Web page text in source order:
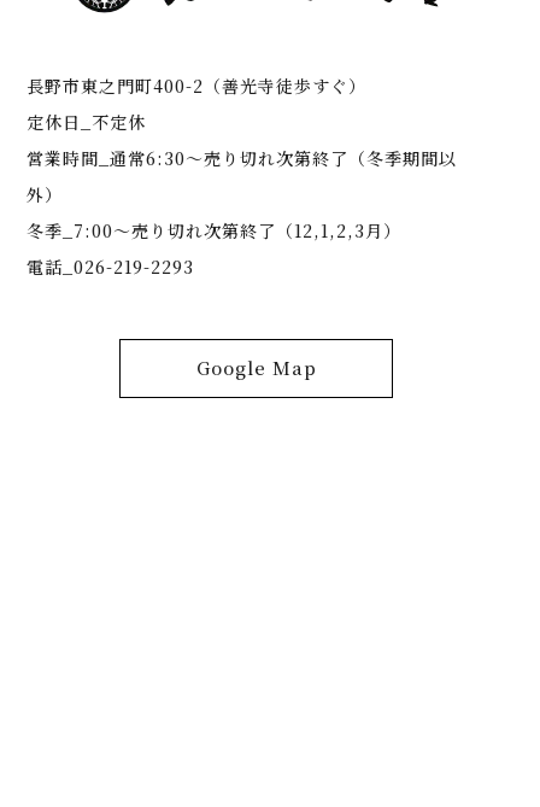
長野市東之門町400-2（善光寺徒歩すぐ）
定休日_不定休
営業時間_通常6:30～売り切れ次第終了（冬季期間以
外）
冬季_7:00～売り切れ次第終了（12,1,2,3月）
電話_026-219-2293
Google Map